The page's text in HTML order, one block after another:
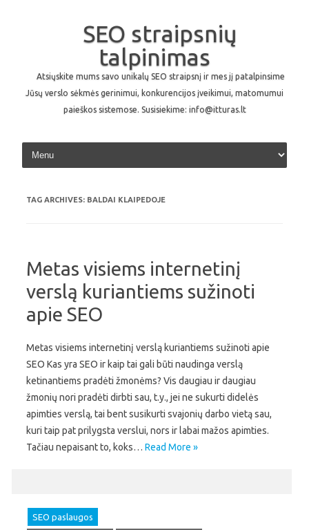
SEO straipsnių
talpinimas
Atsiųskite mums savo unikalų SEO straipsnį ir mes jį patalpinsime
Jūsų verslo sėkmės gerinimui, konkurencijos įveikimui, matomumui
paieškos sistemose. Susisiekime: info@itturas.lt
Skip to content
TAG ARCHIVES: BALDAI KLAIPEDOJE
Metas visiems internetinį
verslą kuriantiems sužinoti
apie SEO
Metas visiems internetinį verslą kuriantiems sužinoti apie
SEO Kas yra SEO ir kaip tai gali būti naudinga verslą
ketinantiems pradėti žmonėms? Vis daugiau ir daugiau
žmonių nori pradėti dirbti sau, t.y., jei ne sukurti didelės
apimties verslą, tai bent susikurti svajonių darbo vietą sau,
kuri taip pat prilygsta verslui, nors ir labai mažos apimties.
Tačiau nepaisant to, koks… Read More »
SEO paslaugos